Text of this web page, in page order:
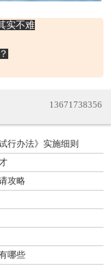
实不难
13671738356
行办法》实施细则
攻略
哪些